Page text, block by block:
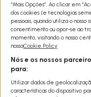
O SISTEMA
UNIDOS DA
Share
Uma visão de 360 graus
oferece acesso sem
“Mais Opções”. Ao clicar em
dos cookies (e tecnologias
pessoais, quando utiliza o nosso
consentimento ou opor-se ao
momento, visitando o nosso
nossaCookie Policy
Nós e os nossos
para:
Utilizar dados de
características do dispositivo